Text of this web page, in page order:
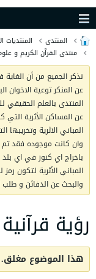
المنتدى المنتديات
منتدى القرآن الكريم و
نذكر الجميع من أن
عن المنكر توعية الاخوان
المنتدى بالعلم الحقيقي
عن المساكن الأثرية
المباني الاثرية
وان كانت موجوده فقد تم
باخراج اي كنوز في اي
المباني الأثرية لتكون رمز
والبحث عن الدفائن و
رؤية
هذا الموضوع مغلق.